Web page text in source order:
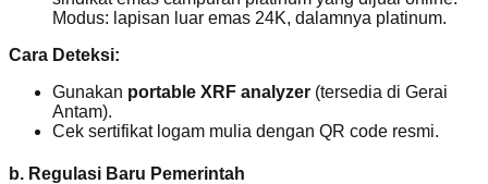
Modus: lapisan luar emas 24K, dalamnya platinum.
Cara Deteksi:
Gunakan portable XRF analyzer (tersedia di Gerai
Antam).
Cek sertifikat logam mulia dengan QR code resmi.
b. Regulasi Baru Pemerintah